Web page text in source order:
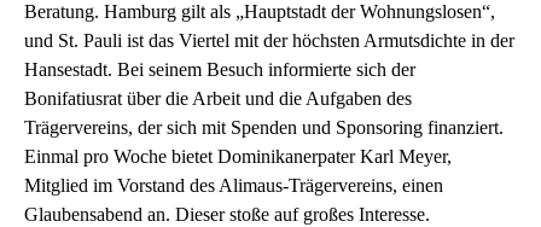
Beratung. Hamburg gilt als „Hauptstadt der Wohnungslosen“,
und St. Pauli ist das Viertel mit der höchsten Armutsdichte in der
Hansestadt. Bei seinem Besuch informierte sich der
Bonifatiusrat über die Arbeit und die Aufgaben des
Trägervereins, der sich mit Spenden und Sponsoring finanziert.
Einmal pro Woche bietet Dominikanerpater Karl Meyer,
Mitglied im Vorstand des Alimaus-Trägervereins, einen
Glaubensabend an. Dieser stoße auf großes Interesse.